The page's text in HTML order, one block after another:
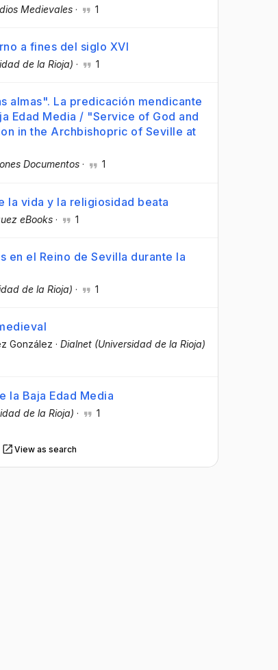
Medievales · 1
a fines del siglo XVI
de la Rioja) · 1
almas". La predicación mendicante
Edad Media / "Service of God and
in the Archbishopric of Seville at
Documentos · 1
la vida y la religiosidad beata
eBooks · 1
en el Reino de Sevilla durante la
de la Rioja) · 1
González · Dialnet (Universidad de la Rioja)
la Baja Edad Media
de la Rioja) · 1
View as search